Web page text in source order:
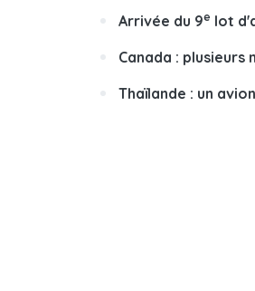
Arrivée du 9e lot
Canada :
Thaïlande : un